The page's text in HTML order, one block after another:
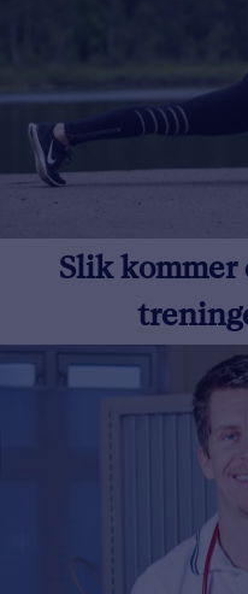
Slik kommer